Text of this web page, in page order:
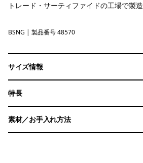
トレード・サーティファイドの工場で製造
Basin Green
BSNG | 製品番号 48570
サイズ情報
特長
素材／お手入れ方法